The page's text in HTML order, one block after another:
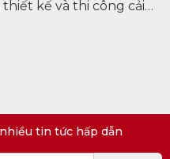
kế và thi công cải
nhà bếp chị Nga
tin tức hấp dẫn